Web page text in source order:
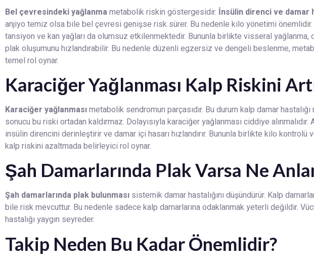
Bel çevresindeki yağlanmametabolik riskin göstergesidir. İnsülin direnci ve damar
anjiyo temiz olsa bile bel çevresi genişse risk sürer. Bu nedenle kilo yönetimi önemlidir.
tansiyon ve kan yağları da olumsuz etkilenmektedir. Bununla birlikte visseral yağlanma,
plak oluşumunu hızlandırabilir. Bu nedenle düzenli egzersiz ve dengeli beslenme,
temel rol oynar.
Karaciğer Yağlanması Kalp Riskini
Karaciğer yağlanmasımetabolik sendromun parçasıdır. Bu durum kalp damar
sonucu bu riski ortadan kaldırmaz. Dolayısıyla karaciğer yağlanması ciddiye alınmalıdır.
insülin direncini derinleştirir ve damar içi hasarı hızlandırır. Bununla birlikte kilo kontrolü
kalp riskini azaltmada belirleyici rol oynar.
Şah Damarlarında Plak Varsa Ne
Şah damarlarında plak bulunması sistemik damar hastalığını düşündürür. Kalp
bile risk mevcuttur. Bu nedenle sadece kalp damarlarına odaklanmak yeterli değildir.
hastalığı yaygın seyreder.
Takip Neden Bu Kadar Önemlidir?